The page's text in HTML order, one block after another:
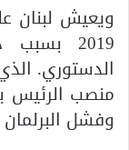
ويعيش لبنان
2019
الدستوري.
منصب الرئيس
وفشل